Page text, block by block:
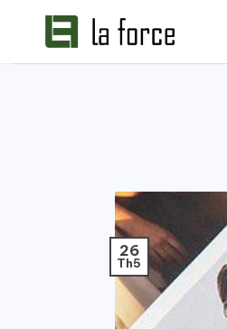
26
Th5